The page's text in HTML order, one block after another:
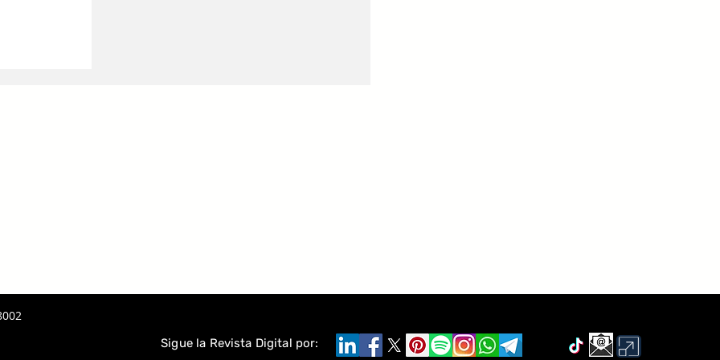
Sigue la Revista Digital por: